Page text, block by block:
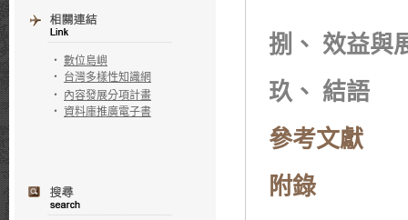
‧ 數位島嶼
‧ 台灣多樣性知識網
‧ 內容發展分項計畫
‧ 資料庫推廣電子書
捌、 效益與
玖、 結語
參考文獻
附錄